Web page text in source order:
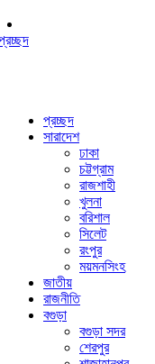
প্রচ্ছদ
সারাদেশ
ঢাকা
চট্টগ্রাম
রাজশাহী
খুলনা
বরিশাল
সিলেট
রংপুর
ময়মনসিংহ
জাতীয়
রাজনীতি
বগুড়া
বগুড়া সদর
শেরপুর